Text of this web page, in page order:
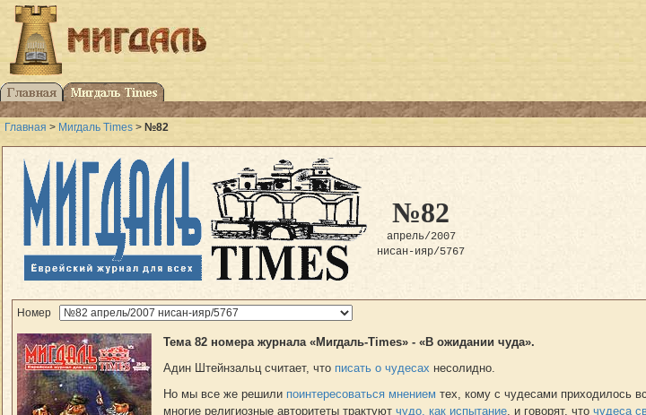
Главная > Мигдаль Times > №82
№82
апрель/2007
нисан-ияр/5767
Номер
Тема 82 номера журнала «Мигдаль-Times» - «В ожидании чуда».
Адин Штейнзальц считает, что писать о чудесах несолидно.
Но мы все же решили поинтересоваться мнением тех, кому с чудесами приходилось
многие религиозные авторитеты трактуютчудо, как испытание , и говорят, чточудеса